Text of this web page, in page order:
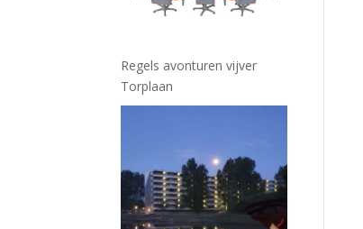
Regels avonturen vijver
Torplaan